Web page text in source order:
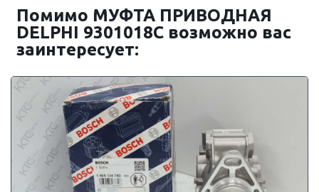
Помимо МУФТА ПРИВОДНАЯ
DELPHI 9301018C возможно вас
заинтересует: